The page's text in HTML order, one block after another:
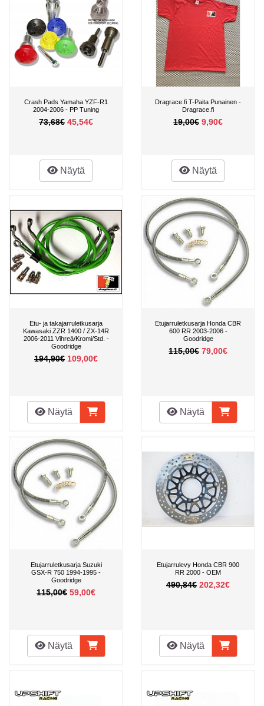
Crash Pads Yamaha YZF-R1
2004-2006 - PP Tuning
73,68€ 45,54€
Näytä
Dragrace.fi T-Paita Punainen -
Dragrace.fi
19,00€ 9,90€
Näytä
Etu- ja takajarruletkusarja
Kawasaki ZZR 1400 / ZX-14R
2006-2011 Vihreä/Kromi/Std. -
Goodridge
194,90€ 109,00€
Näytä
Etujarruletkusarja Honda CBR
600 RR 2003-2006 -
Goodridge
115,00€ 79,00€
Näytä
Etujarruletkusarja Suzuki
GSX-R 750 1994-1995 -
Goodridge
115,00€ 59,00€
Näytä
Etujarrulevy Honda CBR 900
RR 2000 - OEM
490,84€ 202,32€
Näytä